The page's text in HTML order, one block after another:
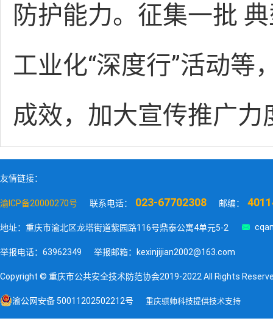
防护能力。征集一批
工业化“深度行”活动等
成效， 加大宣传推广力
友情链接：
渝ICP备20000270号 联系电话： 023-67702308 邮编：
地址：重庆市渝北区龙塔街道紫园路116号鼎泰公寓4单元5-2 
举报电话：63962349 举报邮箱：kexinjijian2002@163.com
Copyright © 重庆市公共安全技术防范协会2019-2022 All Rights
渝公网安备 50011202502212号 重庆骐帅科技提供技术支持